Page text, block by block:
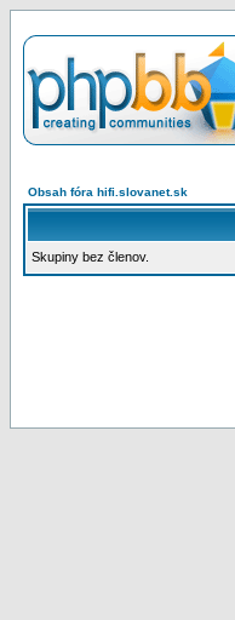
Obsah fóra hifi.slovanet.sk
Skupiny bez členov.